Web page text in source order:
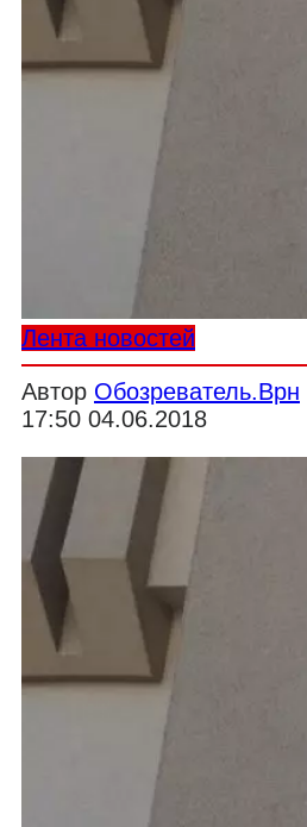
Лента новостей
Автор Обозреватель.Врн
17:50 04.06.2018